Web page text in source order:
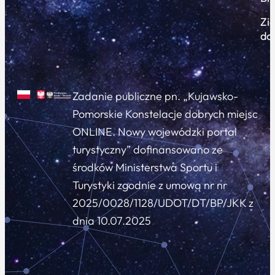
Zadanie publiczne pn. „Kujawsko-
Pomorskie Konstelacje dobrych miejsc
ONLINE. Nowy wojewódzki portal
turystyczny” dofinansowano ze
środków Ministerstwa Sportu i
Turystyki zgodnie z umową nr nr
2025/0028/1128/UDOT/DT/BP/JKK z
dnia 10.07.2025